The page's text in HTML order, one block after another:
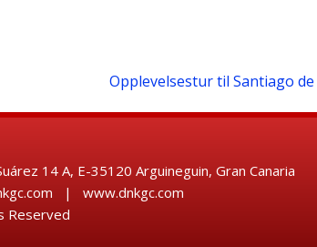
Opplevelsestur til Santiago
14 A, E-35120 Arguineguin, Gran Canaria
| www.dnkgc.com
Reserved